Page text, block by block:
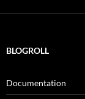
BLOGROLL
Documentation